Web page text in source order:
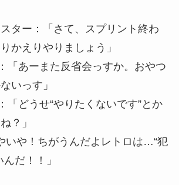
ター：「さて、スプリント終わ
かえりやりましょう」
「あーまた反省会っすか。おやつ
いっす」
「どうせ“やりたくないです”とか
？」
いや！ちがうんだよレトロは…“犯
だ！！」